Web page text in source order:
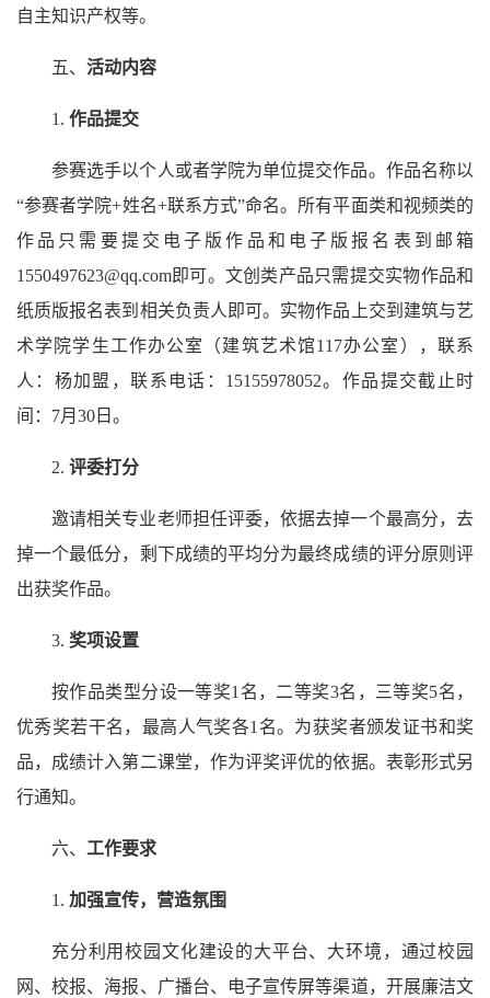
自主知识产权等。
五、 活动内容
1. 作品提交
参赛选手以个人或者学院为单位提交作品。作品名称以
“参赛者学院+姓名+联系方式”命名。所有平面类和视频类的
作品只需要提交电子版作品和电子版报名表到邮箱
1550497623@qq.com即可。文创类产品只需提交实物作品和
纸质版报名表到相关负责人即可。实物作品上交到建筑与艺
术学院学生工作办公室（建筑艺术馆117办公室），联系
人：杨加盟，联系电话：15155978052。作品提交截止时
间：7月30日。
2. 评委打分
邀请相关专业老师担任评委，依据去掉一个最高分，去
掉一个最低分，剩下成绩的平均分为最终成绩的评分原则评
出获奖作品。
3. 奖项设置
按作品类型分设一等奖1名，二等奖3名，三等奖5名，
优秀奖若干名，最高人气奖各1名。为获奖者颁发证书和奖
品，成绩计入第二课堂，作为评奖评优的依据。表彰形式另
行通知。
六、 工作要求
1. 加强宣传，营造氛围
充分利用校园文化建设的大平台、大环境，通过校园
网、校报、海报、广播台、电子宣传屏等渠道，开展廉洁文